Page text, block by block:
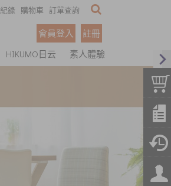
錄 購物車 訂單查詢
會員登入
註冊
HIKUMO日云 素人體驗